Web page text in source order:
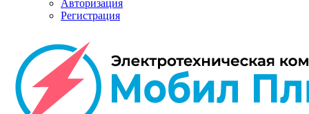
Авторизация
Регистрация